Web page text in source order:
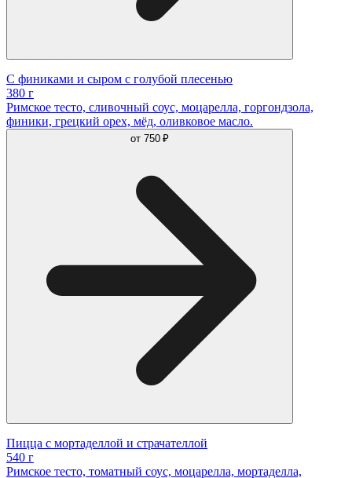
С финиками и сыром с голубой плесенью
380 г
Римское тесто, сливочный соус, моцарелла, горгондзола,
финики, грецкий орех, мёд, оливковое масло.
от 750 ₽
Пицца с мортаделлой и страчателлой
540 г
Римское тесто, томатный соус, моцарелла, мортаделла,